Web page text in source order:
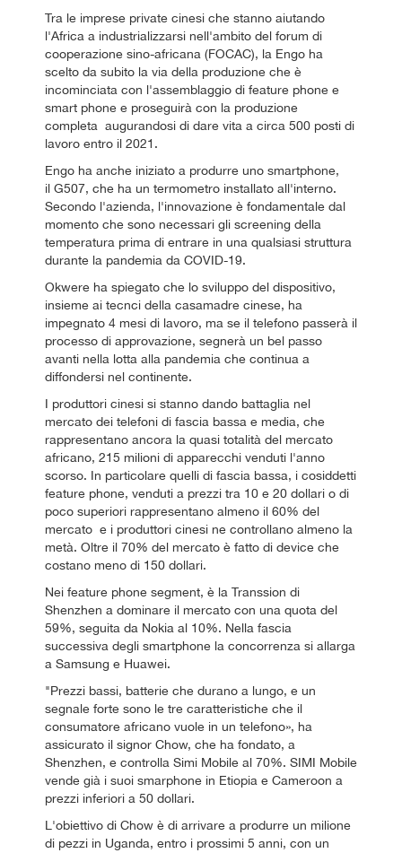
Tra le imprese private cinesi che stanno aiutando
l'Africa a industrializzarsi nell'ambito del forum di
cooperazione sino-africana (FOCAC), la Engo ha
scelto da subito la via della produzione che è
incominciata con l'assemblaggio di feature phone e
smart phone e proseguirà con la produzione
completa augurandosi di dare vita a circa 500 posti di
lavoro entro il 2021.
Engo ha anche iniziato a produrre uno smartphone,
il G507, che ha un termometro installato all'interno.
Secondo l'azienda, l'innovazione è fondamentale dal
momento che sono necessari gli screening della
temperatura prima di entrare in una qualsiasi struttura
durante la pandemia da COVID-19.
Okwere ha spiegato che lo sviluppo del dispositivo,
insieme ai tecnci della casamadre cinese, ha
impegnato 4 mesi di lavoro, ma se il telefono passerà il
processo di approvazione, segnerà un bel passo
avanti nella lotta alla pandemia che continua a
diffondersi nel continente.
I produttori cinesi si stanno dando battaglia nel
mercato dei telefoni di fascia bassa e media, che
rappresentano ancora la quasi totalità del mercato
africano, 215 milioni di apparecchi venduti l'anno
scorso. In particolare quelli di fascia bassa, i cosiddetti
feature phone, venduti a prezzi tra 10 e 20 dollari o di
poco superiori rappresentano almeno il 60% del
mercato e i produttori cinesi ne controllano almeno la
metà. Oltre il 70% del mercato è fatto di device che
costano meno di 150 dollari.
Nei feature phone segment, è la Transsion di
Shenzhen a dominare il mercato con una quota del
59%, seguita da Nokia al 10%. Nella fascia
successiva degli smartphone la concorrenza si allarga
a Samsung e Huawei.
"Prezzi bassi, batterie che durano a lungo, e un
segnale forte sono le tre caratteristiche che il
consumatore africano vuole in un telefono», ha
assicurato il signor Chow, che ha fondato, a
Shenzhen, e controlla Simi Mobile al 70%. SIMI Mobile
vende già i suoi smarphone in Etiopia e Cameroon a
prezzi inferiori a 50 dollari.
L'obiettivo di Chow è di arrivare a produrre un milione
di pezzi in Uganda, entro i prossimi 5 anni, con un